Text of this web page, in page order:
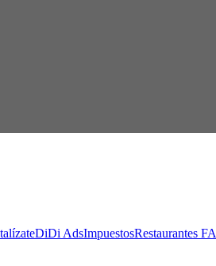
DiDi AdsImpuestosRestaurantes